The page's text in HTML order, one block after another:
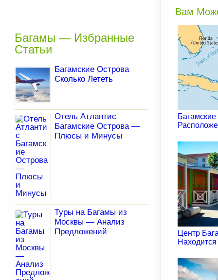
Вам
Центр
Находится
Багамы — Избранные
Статьи
Багамские Острова
Сколько Лететь
Отель Атлантис
Багамские Острова —
Плюсы и Минусы
Туры на Багамы из
Москвы — Анализ
Предложений